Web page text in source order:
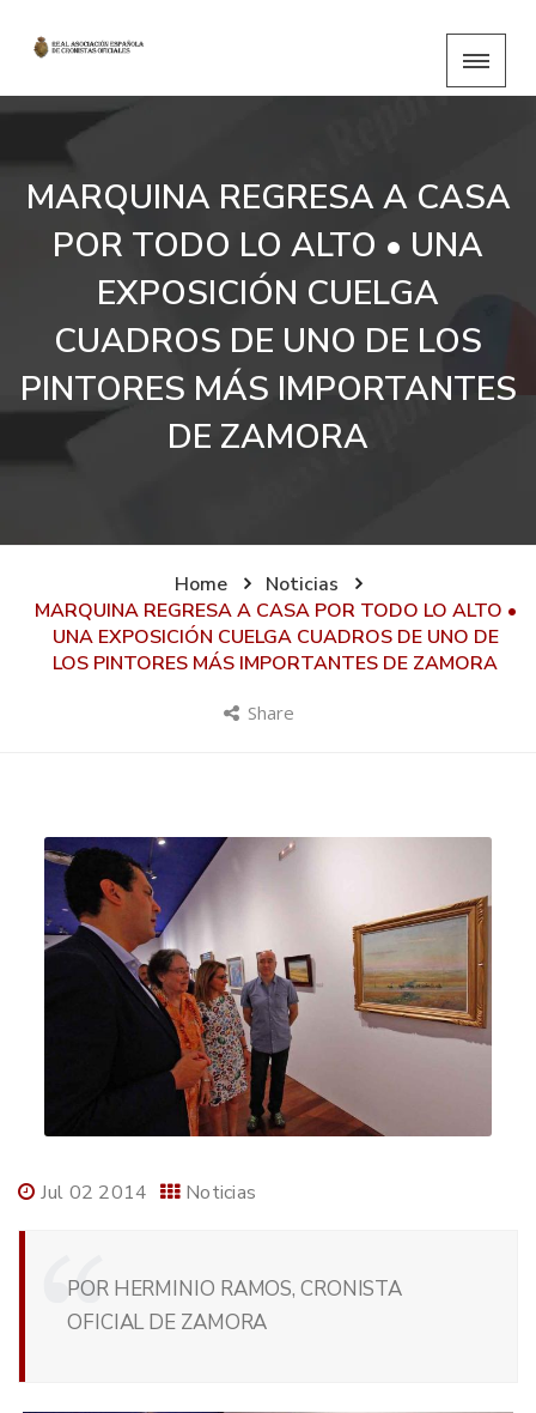
MARQUINA REGRESA A CASA
POR TODO LO ALTO • UNA
EXPOSICIÓN CUELGA
CUADROS DE UNO DE LOS
PINTORES MÁS IMPORTANTES
DE ZAMORA
Home
Noticias
MARQUINA REGRESA A CASA POR TODO LO ALTO •
UNA EXPOSICIÓN CUELGA CUADROS DE UNO DE
LOS PINTORES MÁS IMPORTANTES DE ZAMORA
Share
Jul 02 2014 Noticias
POR HERMINIO RAMOS, CRONISTA
OFICIAL DE ZAMORA